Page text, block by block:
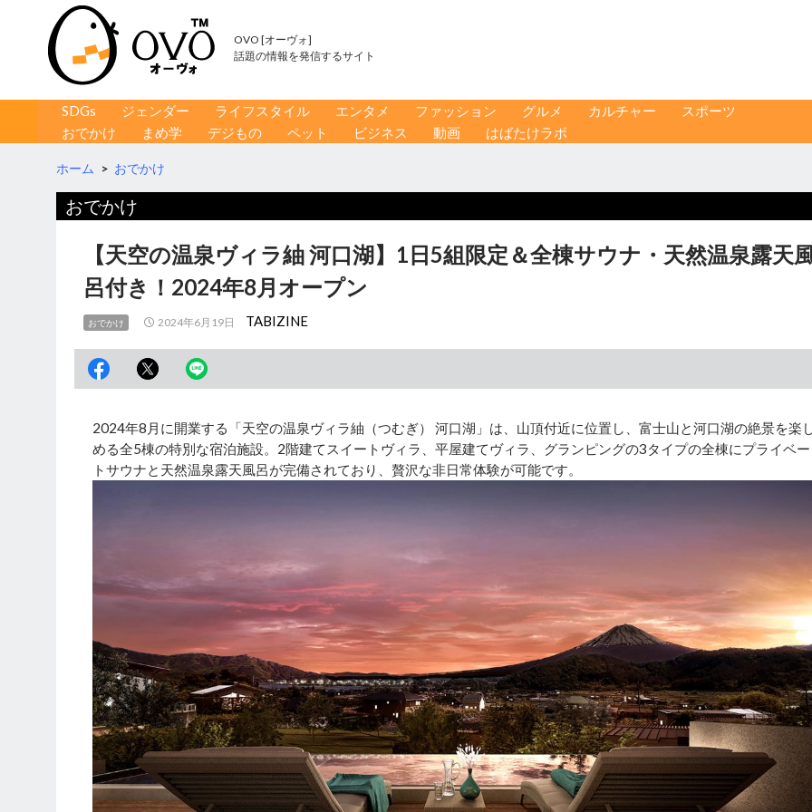
OVO [オーヴォ]
話題の情報を発信するサイト
コンテンツへ移動
SDGs ジェンダー ライフスタイル エンタメ ファッション グルメ カルチャー
スポーツ
おでかけ
まめ学 デジもの ペット ビジネス 動画 はばたけラボ
ホーム > おでかけ
おでかけ
【天空の温泉ヴィラ紬 河口湖】1日5組限定＆全棟サウナ・天然温泉露天
呂付き！2024年8月オープン
おでかけ 2024年6月19日 TABIZINE
2024年8月に開業する「天空の温泉ヴィラ紬（つむぎ） 河口湖」は、山頂付近に位置し、富士山と河口湖の絶景を楽
める全5棟の特別な宿泊施設。2階建てスイートヴィラ、平屋建てヴィラ、グランピングの3タイプの全棟にプライベー
トサウナと天然温泉露天風呂が完備されており、贅沢な非日常体験が可能です。